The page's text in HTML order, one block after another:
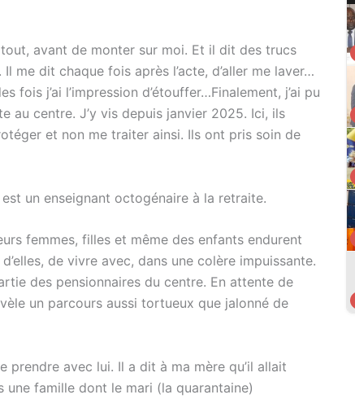
avant de monter sur moi. Et il dit des trucs
me dit chaque fois après l’acte, d’aller me laver…
fois j’ai l’impression d’étouffer…Finalement, j’ai pu
au centre. J’y vis depuis janvier 2025. Ici, ils
et non me traiter ainsi. Ils ont pris soin de
est un enseignant octogénaire à la retraite.
femmes, filles et même des enfants endurent
de vivre avec, dans une colère impuissante.
des pensionnaires du centre. En attente de
un parcours aussi tortueux que jalonné de
avec lui. Il a dit à ma mère qu’il allait
une famille dont le mari (la quarantaine)